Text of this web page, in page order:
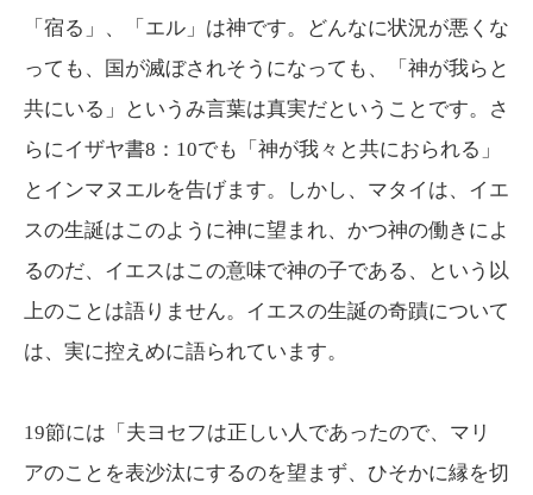
「宿る」、「エル」は神です。どんなに状況が悪くな
っても、国が滅ぼされそうになっても、「神が我らと
共にいる」というみ言葉は真実だということです。さ
らにイザヤ書8：10でも「神が我々と共におられる」
とインマヌエルを告げます。しかし、マタイは、イエ
スの生誕はこのように神に望まれ、かつ神の働きによ
るのだ、イエスはこの意味で神の子である、という以
上のことは語りません。イエスの生誕の奇蹟について
は、実に控えめに語られています。
19節には「夫ヨセフは正しい人であったので、マリ
アのことを表沙汰にするのを望まず、ひそかに縁を切